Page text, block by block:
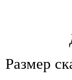
Размер